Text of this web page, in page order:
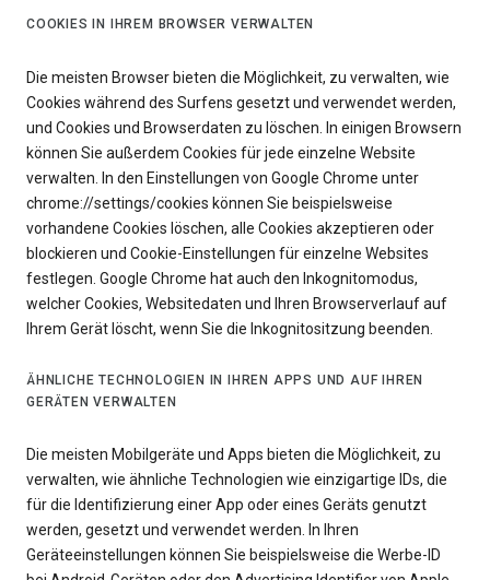
COOKIES IN IHREM BROWSER VERWALTEN
Die meisten Browser bieten die Möglichkeit, zu verwalten, wie
Cookies während des Surfens gesetzt und verwendet werden,
und Cookies und Browserdaten zu löschen. In einigen Browsern
können Sie außerdem Cookies für jede einzelne Website
verwalten. In den Einstellungen von Google Chrome unter
chrome://settings/cookies können Sie beispielsweise
vorhandene Cookies löschen, alle Cookies akzeptieren oder
blockieren und Cookie-Einstellungen für einzelne Websites
festlegen. Google Chrome hat auch den Inkognitomodus,
welcher Cookies, Websitedaten und Ihren Browserverlauf auf
Ihrem Gerät löscht, wenn Sie die Inkognitositzung beenden.
ÄHNLICHE TECHNOLOGIEN IN IHREN APPS UND AUF IHREN
GERÄTEN VERWALTEN
Die meisten Mobilgeräte und Apps bieten die Möglichkeit, zu
verwalten, wie ähnliche Technologien wie einzigartige IDs, die
für die Identifizierung einer App oder eines Geräts genutzt
werden, gesetzt und verwendet werden. In Ihren
Geräteeinstellungen können Sie beispielsweise die Werbe-ID